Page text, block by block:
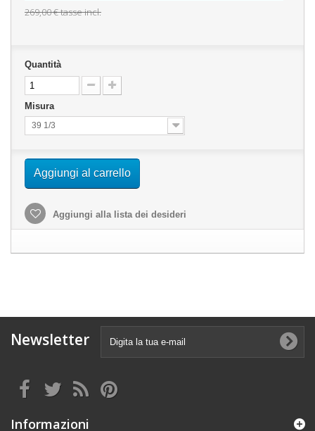
269,00 €tasse incl.
Quantità
Misura
39 1/3
Aggiungi al carrello
Aggiungi alla lista dei desideri
Newsletter
Informazioni